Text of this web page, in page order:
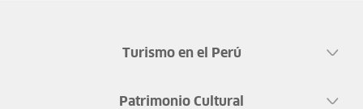
Turismo en el Perú
Patrimonio Cultural